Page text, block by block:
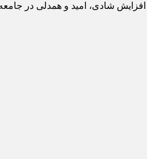
شادی، امید و همدلی در